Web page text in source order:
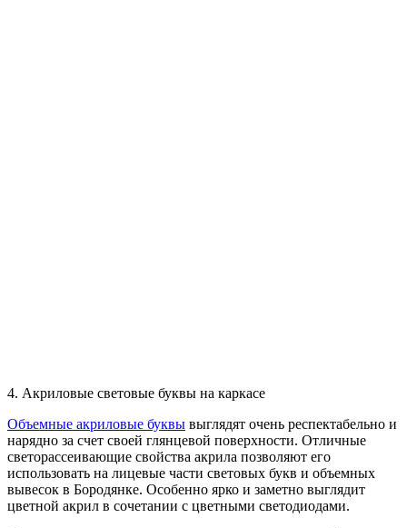
4. Акриловые световые буквы на каркасе
Объемные акриловые буквы выглядят очень респектабельно и
нарядно за счет своей глянцевой поверхности. Отличные
светорассеивающие свойства акрила позволяют его
использовать на лицевые части световых букв и объемных
вывесок в Бородянке. Особенно ярко и заметно выглядит
цветной акрил в сочетании с цветными светодиодами.